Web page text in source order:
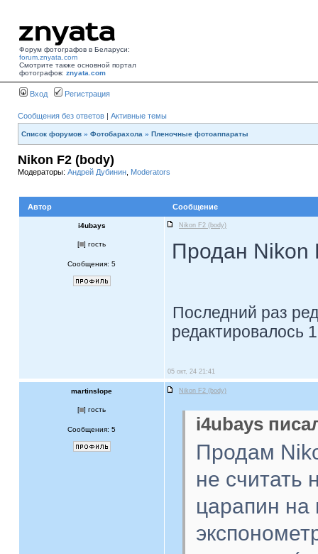
Форум фотографов в Беларуси:
forum.znyata.com
Смотрите также основной портал
фотографов: znyata.com
Вход Регистрация
Сообщения без ответов | Активные темы
Список форумов » Фотобарахола » Пленочные фотоаппараты
Nikon F2 (body)
Модераторы: Андрей Дубинин Moderators
Автор Сообщение
i4ubays Nikon F2 (body)
[ ] гость
Сообщения: 5
Продан Nikon
Последний раз
редактировалось
05 окт, 24 21:41
martinslope Nikon F2 (body)
[ ] гость
Сообщения: 5 i4ubays
Продам
не считать
царапин на